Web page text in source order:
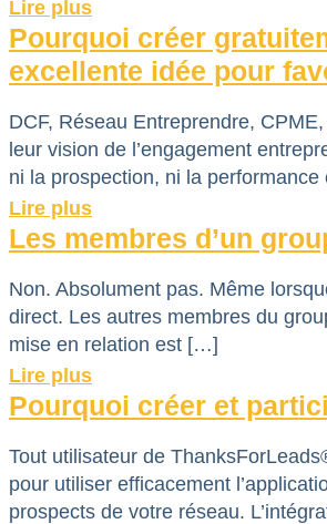
Lire plus
Pourquoi créer
excellente idée pour
DCF, Réseau Entreprendre,
leur vision de l’engagement
ni la prospection, ni la
Lire plus
Les membres d’un
Non. Absolument pas. Même
direct. Les autres membres du
mise en relation est […]
Lire plus
Pourquoi créer et
Tout utilisateur de
pour utiliser efficacement
prospects de votre réseau.